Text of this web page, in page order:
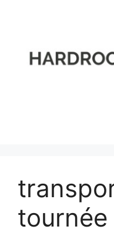
tournée